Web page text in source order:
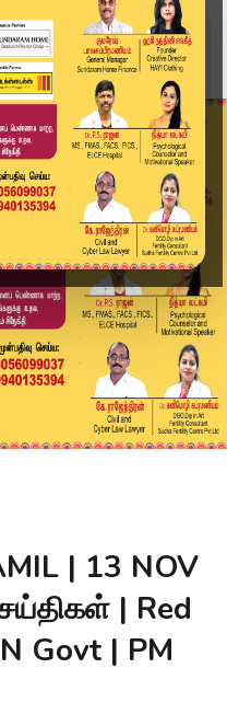
2025 | விரைவுச் செய்த...
| 13 NOV
| Red
Govt | PM